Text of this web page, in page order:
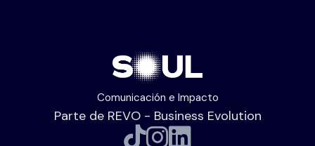
Comunicación e Impacto
Parte de REVO - Business Evolution